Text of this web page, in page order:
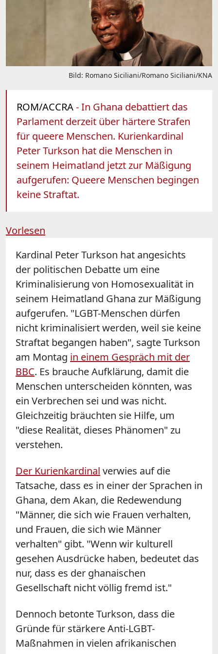
Bild: Romano Siciliani/Romano Siciliani/KNA
ROM/ACCRA- In Ghana debattiert das
Parlament derzeit über härtere Strafen
für queere Menschen. Kurienkardinal
Peter Turkson hat die Menschen in
seinem Heimatland jetzt zur Mäßigung
aufgerufen: Queere Menschen begingen
keine Straftat.
Vorlesen
Kardinal Peter Turkson hat angesichts
der politischen Debatte um eine
Kriminalisierung von Homosexualität in
seinem Heimatland Ghana zur Mäßigung
aufgerufen. "LGBT-Menschen dürfen
nicht kriminalisiert werden, weil sie keine
Straftat begangen haben", sagte Turkson
am Montag in einem Gespräch mit der
BBC. Es brauche Aufklärung, damit die
Menschen unterscheiden könnten, was
ein Verbrechen sei und was nicht.
Gleichzeitig bräuchten sie Hilfe, um
"diese Realität, dieses Phänomen" zu
verstehen.
Der Kurienkardinal verwies auf die
Tatsache, dass es in einer der Sprachen in
Ghana, dem Akan, die Redewendung
"Männer, die sich wie Frauen verhalten,
und Frauen, die sich wie Männer
verhalten" gibt. "Wenn wir kulturell
gesehen Ausdrücke haben, bedeutet das
nur, dass es der ghanaischen
Gesellschaft nicht völlig fremd ist."
Dennoch betonte Turkson, dass die
Gründe für stärkere Anti-LGBT-
Maßnahmen in vielen afrikanischen